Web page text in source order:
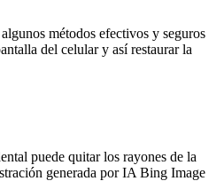
métodos efectivos y seguros
del celular y así restaurar la
puede quitar los rayones de la
generada por IA Bing Image